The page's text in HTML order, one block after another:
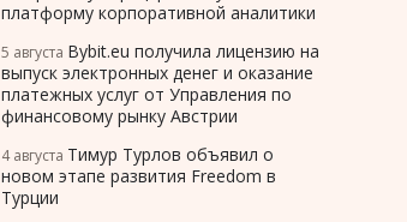
платформу корпоративной аналитики
5 августа Bybit.eu получила лицензию на
выпуск электронных денег и оказание
платежных услуг от Управления по
финансовому рынку Австрии
4 августа Тимур Турлов объявил о
новом этапе развития Freedom в
Турции